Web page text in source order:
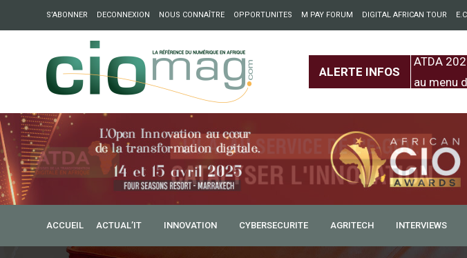
S’ABONNER DECONNEXION NOUS CONNAÎTRE OPPORTUNITES M PAY FORUM DIGITAL AFRICAN TOUR
ALERTE INFOS
: Partech Shaker lance Chapter54 pour créer des ponts entre l’Europe et
ATDA
au menu
ACCUEIL ACTUAL’IT INNOVATION CYBERSECURITE AGRITECH INTERVIEWS